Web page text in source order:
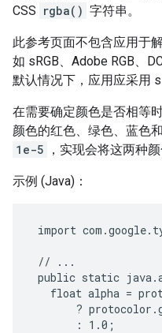
CSS rgba() 字符串。
此参考页面不包含应用于
如 sRGB、Adobe RGB、
默认情况下，应用应采用
在需要确定颜色是否相等
颜色的红色、绿色、蓝色
1e-5
，实现会将这两种
示例 (Java)：
import
// ...
public static
float alpha =
?
       : 1.0;